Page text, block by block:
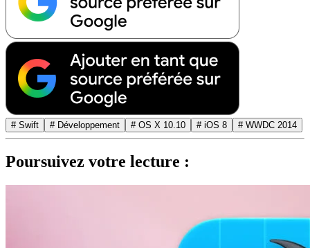
# Swift # Développement # OS X 10.10 # iOS 8 # WWDC 2014
Poursuivez votre lecture :